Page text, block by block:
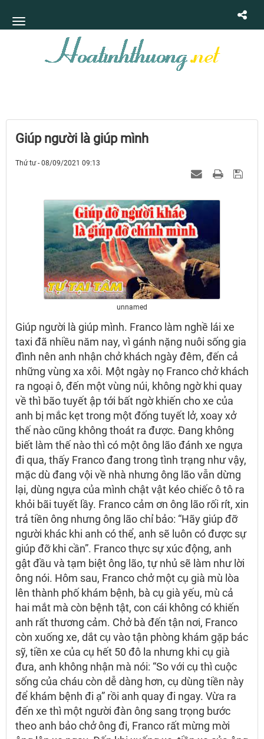
Giúp người là giúp mình
Thứ tư - 08/09/2021 09:13
unnamed
Giúp người là giúp mình. Franco làm nghề lái xe
taxi đã nhiều năm nay, vì gánh nặng nuôi sống gia
đình nên anh nhận chở khách ngày đêm, đến cả
những vùng xa xôi. Một ngày nọ Franco chở khách
ra ngoại ô, đến một vùng núi, không ngờ khi quay
về thì bão tuyết ập tới bất ngờ khiến cho xe của
anh bị mắc kẹt trong một đống tuyết lở, xoay xở
thế nào cũng không thoát ra được. Đang không
biết làm thế nào thì có một ông lão đánh xe ngựa
đi qua, thấy Franco đang trong tình trạng như vậy,
mặc dù đang vội về nhà nhưng ông lão vẫn dừng
lại, dùng ngựa của mình chật vật kéo chiếc ô tô ra
khỏi bãi tuyết lầy. Franco cảm ơn ông lão rối rít, xin
trả tiền ông nhưng ông lão chỉ bảo: “Hãy giúp đỡ
người khác khi anh có thể, anh sẽ luôn có được sự
giúp đỡ khi cần”. Franco thực sự xúc động, anh
gật đầu và tạm biệt ông lão, tự nhủ sẽ làm như lời
ông nói. Hôm sau, Franco chở một cụ già mù lòa
lên thành phố khám bệnh, bà cụ già yếu, mù cả
hai mắt mà còn bệnh tật, con cái không có khiến
anh rất thương cảm. Chở bà đến tận nơi, Franco
còn xuống xe, dắt cụ vào tận phòng khám gặp bác
sỹ, tiền xe của cụ hết 50 đô la nhưng khi cụ già
đưa, anh không nhận mà nói: “So với cụ thì cuộc
sống của cháu còn dễ dàng hơn, cụ dùng tiền này
để khám bệnh đi ạ” rồi anh quay đi ngay. Vừa ra
đến xe thì một người đàn ông sang trọng bước
theo anh bảo chở ông đi, Franco rất mừng mời